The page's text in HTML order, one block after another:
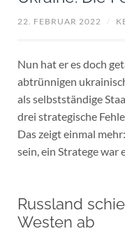
22. FEBRUAR 2022 /
Nun hat er es doch
abtrünnigen
als selbstständige
drei strategische
Das zeigt einmal
sein, ein Stratege war
Russland
Westen ab